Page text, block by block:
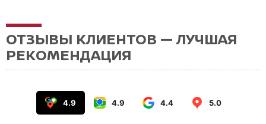
ОТЗЫВЫ КЛИЕНТОВ — ЛУЧШАЯ
РЕКОМЕНДАЦИЯ
4.9 4.9 4.4 5.0